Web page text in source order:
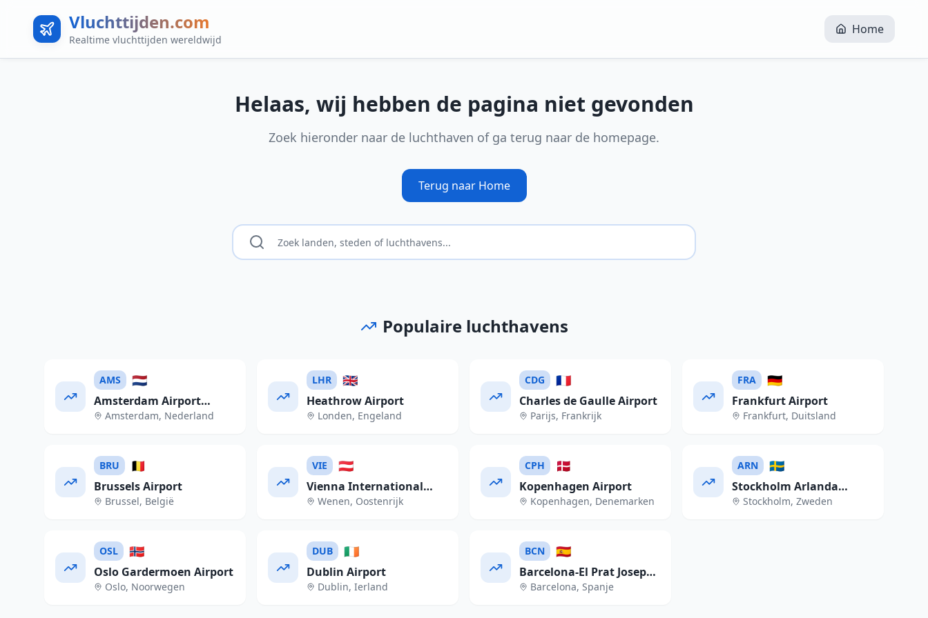
Vluchttijden.com
Realtime vluchttijden wereldwijd
Home
Helaas, wij hebben de pagina niet gevonden
Zoek hieronder naar de luchthaven of ga terug naar de homepage.
Terug naar Home
Populaire luchthavens
AMS 🇳🇱
Amsterdam Airport
Schiphol
Amsterdam, Nederland
LHR 🇬🇧
Heathrow Airport
Londen, Engeland
CDG 🇫🇷
Charles de Gaulle Airport
Parijs, Frankrijk
FRA 🇩🇪
Frankfurt Airport
Frankfurt, Duitsland
BRU 🇧🇪
Brussels Airport
Brussel, België
VIE 🇦🇹
Vienna International
Airport
Wenen, Oostenrijk
CPH 🇩🇰
Kopenhagen Airport
Kopenhagen, Denemarken
ARN 🇸🇪
Stockholm Arlanda
Airport
Stockholm, Zweden
OSL 🇳🇴
Oslo Gardermoen Airport
Oslo, Noorwegen
DUB 🇮🇪
Dublin Airport
Dublin, Ierland
BCN 🇪🇸
Barcelona-El Prat Josep
Tarradellas Airport
Barcelona, Spanje